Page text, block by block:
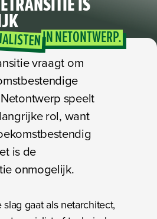
IS
INNETONTWERP.
vraagt om
speelt
rol, want
is de
onmogelijk.
gaat als netarchitect,